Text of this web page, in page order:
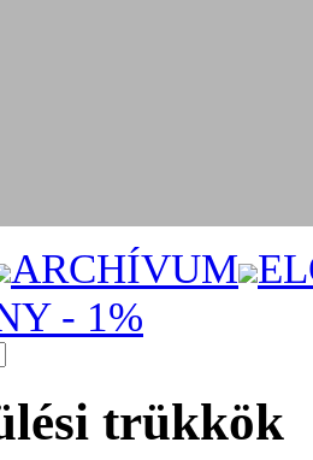
ARCHÍVUM
- 1%
trükkök